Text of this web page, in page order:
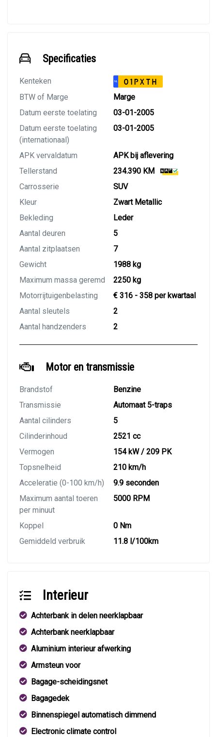
Specificaties
Kenteken NL 01PXTH
BTW of Marge
Marge
Datum eerste toelating
03-01-2005
Datum eerste toelating
(internationaal)
03-01-2005
APK vervaldatum
APK bij aflevering
Tellerstand
234.390 KM
Carrosserie
SUV
Kleur
Zwart Metallic
Bekleding
Leder
Aantal deuren
5
Aantal zitplaatsen
7
Gewicht
1988 kg
Maximum massa geremd
2250 kg
Motorrijtuigenbelasting
€ 316 - 358 per kwartaal
Aantal sleutels
2
Aantal handzenders
2
Motor en transmissie
Brandstof
Benzine
Transmissie
Automaat 5-traps
Aantal cilinders
5
Cilinderinhoud
2521 cc
Vermogen
154 kW / 209 PK
Topsnelheid
210 km/h
Acceleratie (0-100 km/h)
9.9 seconden
Maximum aantal toeren
per minuut
5000 RPM
Koppel
0 Nm
Gemiddeld verbruik
11.8 l/100km
Interieur
Achterbank in delen neerklapbaar
Achterbank neerklapbaar
Aluminium interieur afwerking
Armsteun voor
Bagage-scheidingsnet
Bagagedek
Binnenspiegel automatisch dimmend
Electronic climate control